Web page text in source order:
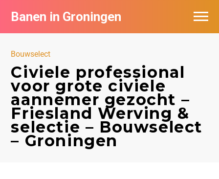
Banen in Groningen
Bouwselect
Civiele professional
voor grote civiele
aannemer gezocht –
Friesland Werving &
selectie – Bouwselect
– Groningen
Vacatures per bedrijf
Nieuwsbrief feed